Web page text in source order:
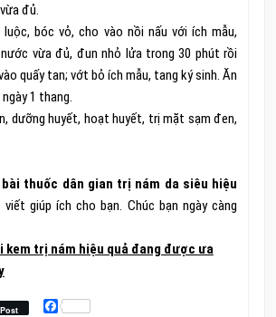
đủ.
bóc vỏ, cho vào nồi nấu với ích mẫu,
vừa đủ, đun nhỏ lửa trong 30 phút rồi
quấy tan; vớt bỏ ích mẫu, tang ký sinh. Ăn
1 thang.
dưỡng huyết, hoạt huyết, trị mặt sạm đen,
bài thuốc dân gian trị nám da siêu hiệu
viết giúp ích cho bạn. Chúc bạn ngày càng
kem trị nám hiệu quả đang được ưa
Post Facebook